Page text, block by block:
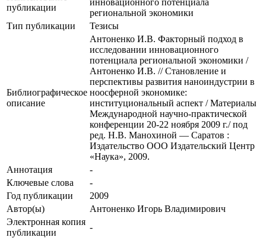
публикации
инновационного потенциала
региональной экономики
Тип публикации
Тезисы
Библиографическое
описание
Антоненко И.В. Факторный подход в
исследовании инновационного
потенциала региональной экономики /
Антоненко И.В. // Становление и
перспективы развития наноиндустрии в
ноосферной экономике:
институциональный аспект / Материалы
Международной научно-практической
конференции 20-22 ноября 2009 г./ под
ред. Н.В. Манохиной — Саратов :
Издательство ООО Издательский Центр
«Наука», 2009.
Аннотация
-
Ключевые cлова
-
Год публикации
2009
Автор(ы)
Антоненко Игорь Владимирович
Электронная копия
публикации
-